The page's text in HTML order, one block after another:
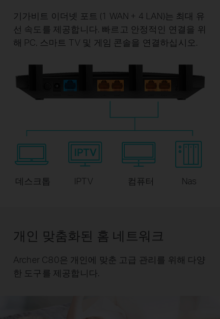
기가비트 이더넷 포트 (1 WAN + 4 LAN)는 최대 유
선 속도를 제공합니다. 빠르고 안정적인 연결을 위
해 PC, 스마트 TV 및 게임 콘솔을 연결하십시오.
데스크톱 IPTV 컴퓨터 Nas
개인 맞춤화된 홈 네트워크
Archer C80은 개인에 맞춘 고급 관리를 위해 다양
한 도구를 제공합니다.